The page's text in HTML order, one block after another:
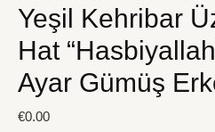
Yeşil Kehribar
Hat
Ayar Gümüş
€0.00
"Hasbiyallah"
Yazılı
925
Ayar
Gümüş